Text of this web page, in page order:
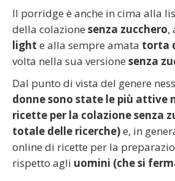
Il porridge è anche in cima alla
della colazione senza zucchero,
light e alla sempre amata torta
volta nella sua versione senza
Dal punto di vista del genere
donnesono state le più attive
ricette per la colazione senza
totale delle ricerche)e, in
online di ricette per la
rispetto agli uomini (che si